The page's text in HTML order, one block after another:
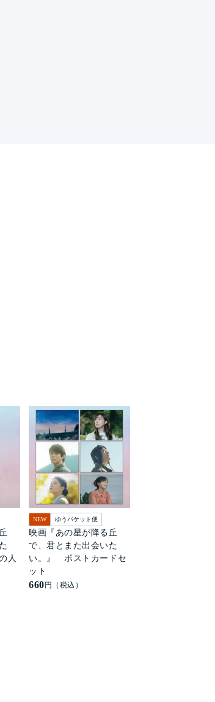
人
NEW ゆうパケット便
映画『あの星が降る丘
で、君とまた出会いた
い。』 ポストカードセ
ット
660円（税込）